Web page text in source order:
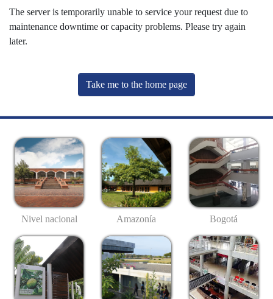
The server is temporarily unable to service your request due to
maintenance downtime or capacity problems. Please try again
later.
Take me to the home page
Nivel nacional Amazonía Bogotá